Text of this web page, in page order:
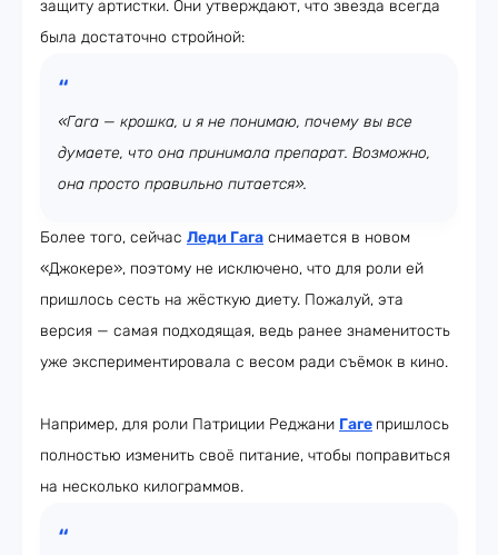
защиту артистки. Они утверждают, что звезда всегда
была достаточно стройной:
«Гага — крошка, и я не понимаю, почему вы все
думаете, что она принимала препарат. Возможно,
она просто правильно питается».
Более того, сейчас Леди Гага снимается в новом
«Джокере», поэтому не исключено, что для роли ей
пришлось сесть на жёсткую диету. Пожалуй, эта
версия — самая подходящая, ведь ранее знаменитость
уже экспериментировала с весом ради съёмок в кино.
Например, для роли Патриции Реджани Гаге пришлось
полностью изменить своё питание, чтобы поправиться
на несколько килограммов.